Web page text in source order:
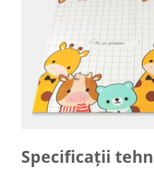
Clesti auto
Compresoare auto si pompe
Intretinere interior/exterior
Modulatoare FM
Perii de zapada si raclete
Decoratiuni, ornamente si
Craciun
Specificații